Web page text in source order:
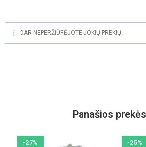
DAR NEPERŽIŪRĖJOTE JOKIŲ PREKIŲ.
Panašios prekės
-27% -25%